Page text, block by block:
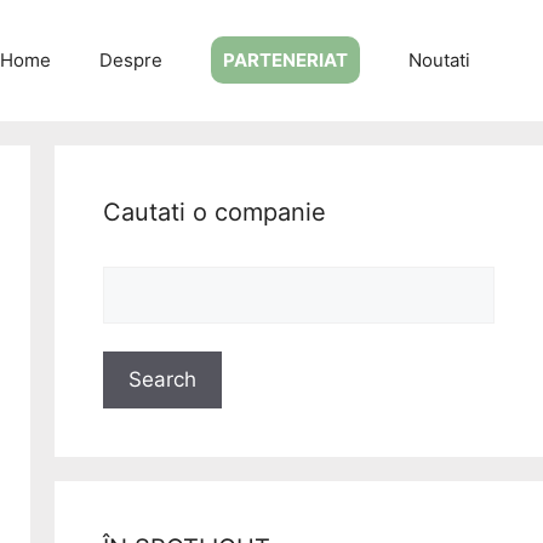
Home Despre PARTENERIAT Noutati
Cautati o companie